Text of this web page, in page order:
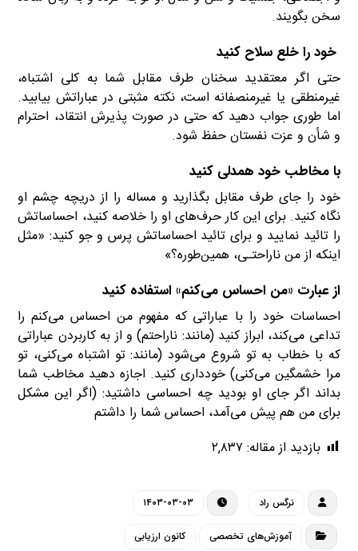
سخن بگویند.
خود را خلع سلاح كنید
حتی اگر معتقدید سخنان طرف مقابل شما به كلی اشتباه،
غیرمنطقی یا غیرمنصفانه است، نكته مثبتی در عباراتش بیابید.
اما طوری جواب دهید كه حتی در صورت پذیرش انتقاد، احترام
و شأن و عزت نفستان حفظ شود.
با مخاطب خود همدلی كنید
خود را جای طرف مقابل بگذارید و مساله را از دریچه چشم او
نگاه كنید. برای این كار حرف‌های او را خلاصه كنید، احساساتش
را تائید نمایید و برای تائید احساساتش پرس و جو كنید: «مثل
اینكه از من ناراحتـی، همین‌طوره؟»
از عبارت «من احساس می‌كنم» استفاده كنید
احساسات خود را با عباراتی كه مفهوم من احساس می‌كنم را
تداعی می‌كند، ابراز كنید (مانند: ناراحتم) و از به كاربردن عباراتی
كه با خطاب به تو شروع می‌شود (مانند: تو اشتباه می‌كنی، تو
مرا خشمگین می‌كنی) خودداری كنید. اجازه دهید مخاطب شما
بداند اگر جای او بودید چه احساسی داشتید: (اگر این مشكل
برای من هم پیش می‌‌آمد، احساس شما را داشتم
بازدید از مقاله: ۲,۸۳۷
نرگس راد ۱۴۰۳-۰۳-۰۳
آموزش‌های تخصصی کانون ارزیابی